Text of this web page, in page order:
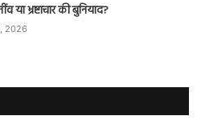
या भ्रष्टाचार की बुनियाद?
2026